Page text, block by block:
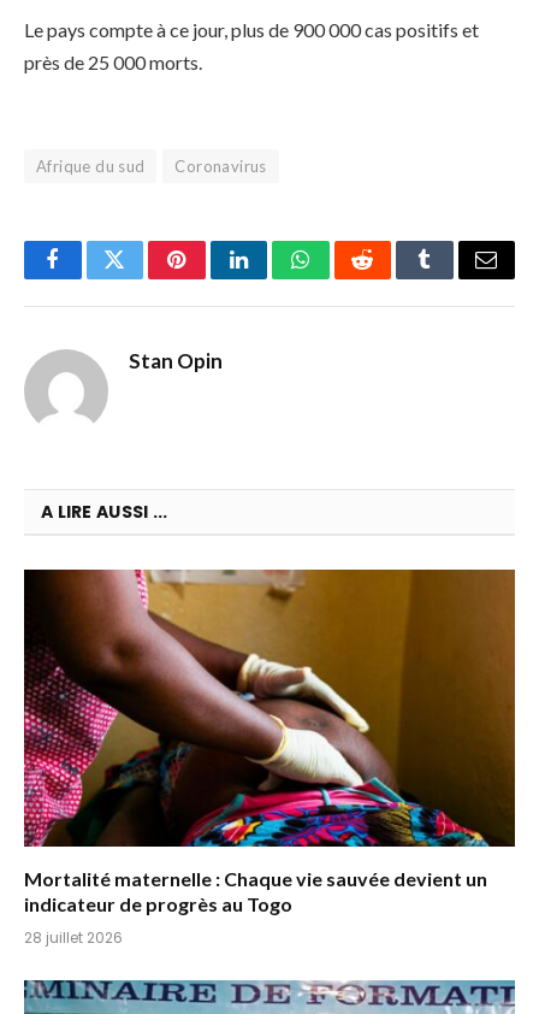
Le pays compte à ce jour, plus de 900 000 cas positifs et
près de 25 000 morts.
Afrique du sud Coronavirus
FacebookTwitterPinterestLinkedInWhatsAppRedditTumblrEmail
Stan Opin
A LIRE AUSSI ...
Mortalité maternelle : Chaque vie sauvée devient un
indicateur de progrès au Togo
28 juillet 2026